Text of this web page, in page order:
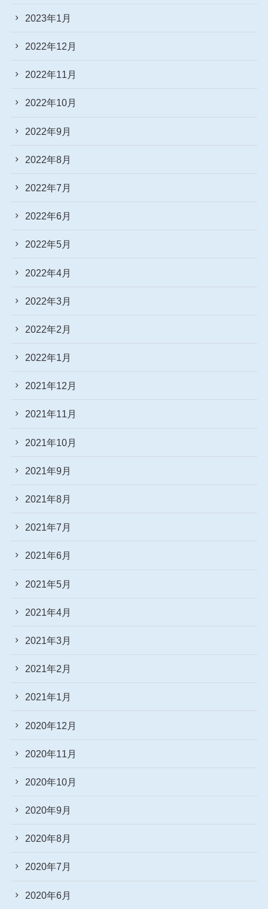
2023年1月
2022年12月
2022年11月
2022年10月
2022年9月
2022年8月
2022年7月
2022年6月
2022年5月
2022年4月
2022年3月
2022年2月
2022年1月
2021年12月
2021年11月
2021年10月
2021年9月
2021年8月
2021年7月
2021年6月
2021年5月
2021年4月
2021年3月
2021年2月
2021年1月
2020年12月
2020年11月
2020年10月
2020年9月
2020年8月
2020年7月
2020年6月